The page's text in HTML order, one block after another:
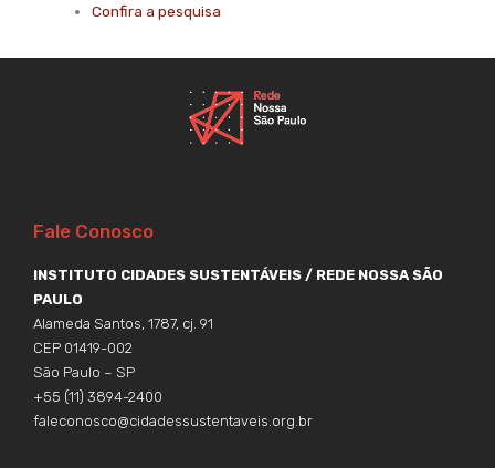
Confira a pesquisa
Fale Conosco
INSTITUTO CIDADES SUSTENTÁVEIS / REDE NOSSA SÃO
PAULO
Alameda Santos, 1787, cj. 91
CEP 01419-002
São Paulo – SP
+55 (11) 3894-2400
faleconosco@cidadessustentaveis.org.br